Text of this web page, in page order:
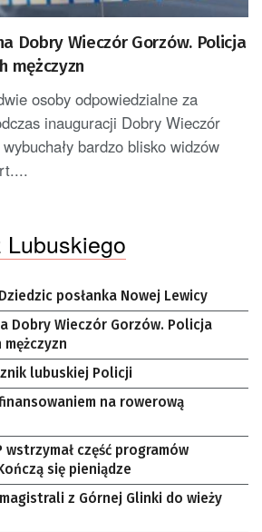
Dobry Wieczór Gorzów. Policja
mężczyzn
osoby odpowiedzialne za
inauguracji Dobry Wieczór
bardzo blisko widzów
posłanka Nowej Lewicy
Dobry Wieczór Gorzów. Policja
lubuskiej Policji
na rowerową
część programów
się pieniądze
z Górnej Glinki do wieży